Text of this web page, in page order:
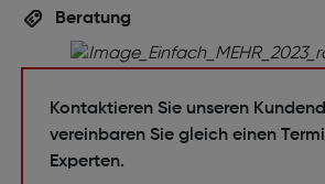
Beratung
Kontaktieren Sie unseren
vereinbaren Sie gleich einen
Experten.